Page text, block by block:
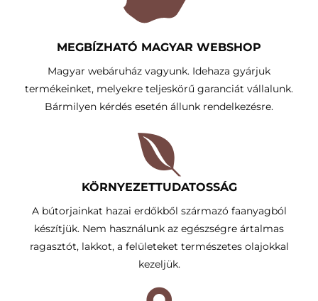
MEGBÍZHATÓ MAGYAR WEBSHOP
Magyar webáruház vagyunk. Idehaza gyárjuk
termékeinket, melyekre teljeskörű garanciát vállalunk.
Bármilyen kérdés esetén állunk rendelkezésre.
KÖRNYEZETTUDATOSSÁG​
A bútorjainkat hazai erdőkből származó faanyagból
készítjük. Nem használunk az egészségre ártalmas
ragasztót, lakkot, a felületeket természetes olajokkal
kezeljük.